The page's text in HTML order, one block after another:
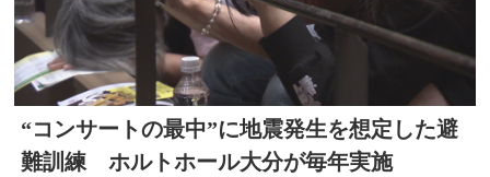
“コンサートの最中”に地震発生を想定した避
難訓練 ホルトホール大分が毎年実施